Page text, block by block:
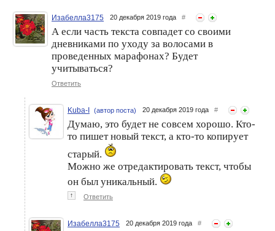
Изабелла3175 20 декабря 2019 года #
А если часть текста совпадет со своими
дневниками по уходу за волосами в
проведенных марафонах? Будет
учитываться?
Ответить
Kuba-I (автор поста) 20 декабря 2019 года #
Думаю, это будет не совсем хорошо. Кто-
то пишет новый текст, а кто-то копирует
старый.
Можно же отредактировать текст, чтобы
он был уникальный.
↑ Ответить
Изабелла3175 20 декабря 2019 года #